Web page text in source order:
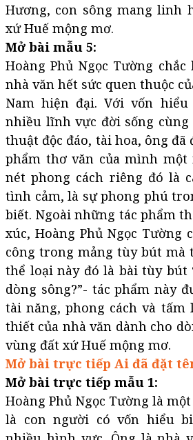
Hương, con sông mang linh
xứ Huế mộng mơ.
Mở bài mẫu 5:
Hoàng Phủ Ngọc Tường
nhà văn hết sức quen thuộc
Nam hiện đại. Với vốn
nhiều lĩnh vực đời sống
thuật độc đáo, tài hoa, ông đã
phẩm thơ văn của mình một
nét phong cách riêng đó là
tình cảm, là sự phong phú
biết. Ngoài những tác phẩm
xúc, Hoàng Phủ Ngọc Tường
công trong mảng tùy bút mà
thể loại này đó là bài tùy bút
dòng sông?”- tác phẩm này
tài năng, phong cách và
thiết của nhà văn dành cho
vùng đất xứ Huế mộng mơ.
Mở bài trực tiếp Ai đã đặt
Mở bài trực tiếp mẫu 1:
Hoàng Phủ Ngọc Tường là
là con người có vốn hiểu